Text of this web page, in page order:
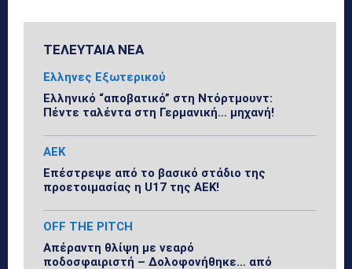
ΤΕΛΕΥΤΑΙΑ ΝΕΑ
Ελληνες Εξωτερικού
Ελληνικό “αποβατικό” στη Ντόρτμουντ:
Πέντε ταλέντα στη Γερμανική… μηχανή!
ΑΕΚ
Επέστρεψε από το βασικό στάδιο της
προετοιμασίας η U17 της ΑΕΚ!
OFF THE PITCH
Απέραντη θλίψη με νεαρό
ποδοσφαιριστή – Δολοφονήθηκε… από